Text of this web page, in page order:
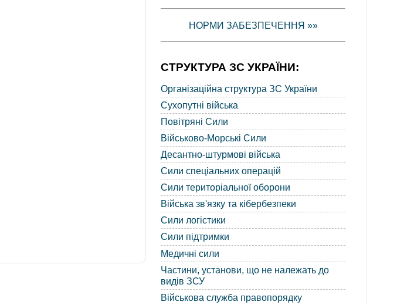
НОРМИ ЗАБЕЗПЕЧЕННЯ »»
СТРУКТУРА ЗС УКРАЇНИ:
Організаційна структура ЗС України
Сухопутні війська
Повітряні Сили
Військово-Морські Сили
Десантно-штурмові війська
Сили спеціальних операцій
Сили територіальної оборони
Війська зв'язку та кібербезпеки
Сили логістики
Сили підтримки
Медичні сили
Частини, установи, що не належать до
видів ЗСУ
Військова служба правопорядку